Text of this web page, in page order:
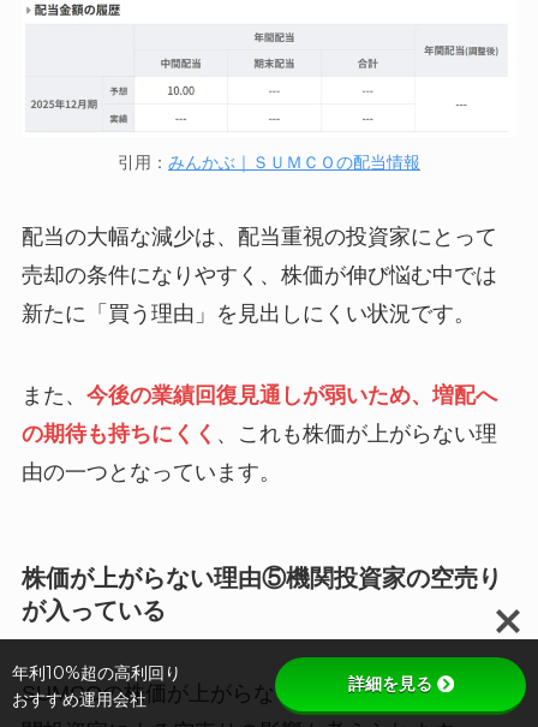
引用： みんかぶ｜ＳＵＭＣＯの配当情報
配当の大幅な減少は、配当重視の投資家にとって
売却の条件になりやすく、株価が伸び悩む中では
新たに「買う理由」を見出しにくい状況です。
また、 今後の業績回復見通しが弱いため、増配へ
の期待も持ちにくく 、これも株価が上がらない理
由の一つとなっています。
株価が上がらない理由⑤機関投資家の空売り
が入っている
SUMCOの株価が上がらない理由の一つとして、機
年利10%超の高利回り
おすすめ運用会社
詳細を見る